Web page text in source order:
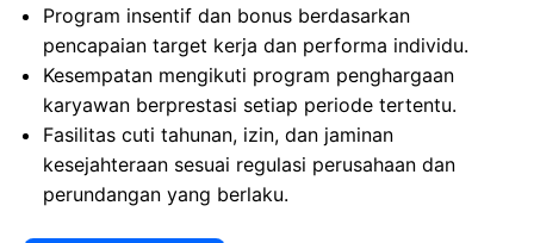
Program insentif dan bonus berdasarkan
pencapaian target kerja dan performa individu.
Kesempatan mengikuti program penghargaan
karyawan berprestasi setiap periode tertentu.
Fasilitas cuti tahunan, izin, dan jaminan
kesejahteraan sesuai regulasi perusahaan dan
perundangan yang berlaku.